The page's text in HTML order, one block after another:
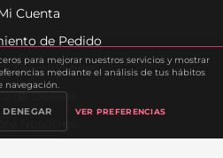
para mejorar nuestros servicios y mostrar
mediante el análisis de tus hábitos
navegación.
DENEGAR VER PREFERENCIAS
Cuenta
de Pedido
y Devoluciones
de Deseos